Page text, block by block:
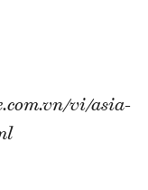
vi/asia-